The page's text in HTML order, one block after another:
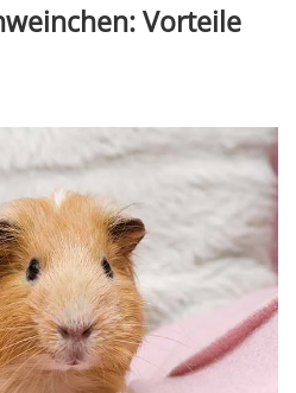
Vorteile